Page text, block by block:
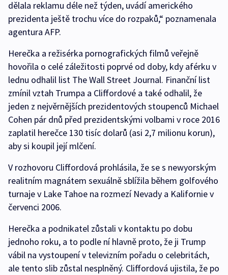
dělala reklamu déle než týden, uvádí amerického
prezidenta ještě trochu více do rozpaků,“ poznamenala
agentura AFP.
Herečka a režisérka pornografických filmů veřejně
hovořila o celé záležitosti poprvé od doby, kdy aférku v
lednu odhalil list The Wall Street Journal. Finanční list
zmínil vztah Trumpa a Cliffordové a také odhalil, že
jeden z nejvěrnějších prezidentových stoupenců Michael
Cohen pár dnů před prezidentskými volbami v roce 2016
zaplatil herečce 130 tisíc dolarů (asi 2,7 milionu korun),
aby si koupil její mlčení.
V rozhovoru Cliffordová prohlásila, že se s newyorským
realitním magnátem sexuálně sblížila během golfového
turnaje v Lake Tahoe na rozmezí Nevady a Kalifornie v
červenci 2006.
Herečka a podnikatel zůstali v kontaktu po dobu
jednoho roku, a to podle ní hlavně proto, že ji Trump
vábil na vystoupení v televizním pořadu o celebritách,
ale tento slib zůstal nesplněný. Cliffordová ujistila, že po